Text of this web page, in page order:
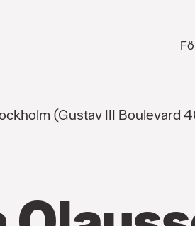
(Gustav III Boulevard